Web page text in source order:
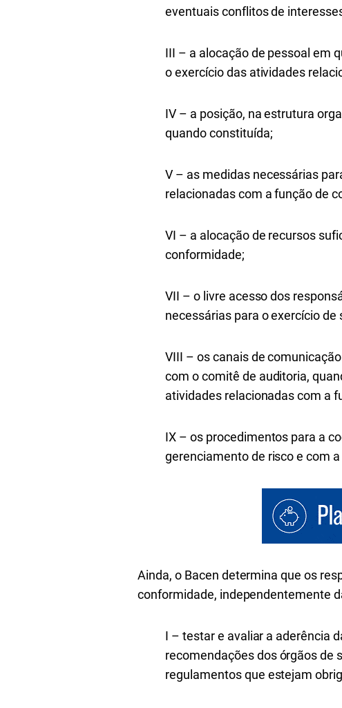
eventuais conflitos de
III – a alocação de pessoal em
o exercício das atividades
IV – a posição, na estrutura
quando constituída;
V – as medidas necessárias
relacionadas com a função de
VI – a alocação de recursos
conformidade;
VII – o livre acesso dos
necessárias para o exercício de
VIII – os canais de
com o comitê de auditoria,
atividades relacionadas com a
IX – os procedimentos para a
gerenciamento de risco e com
Ainda, o Bacen determina que os
conformidade, independentemente
I – testar e avaliar a aderência
recomendações dos órgãos de
regulamentos que estejam